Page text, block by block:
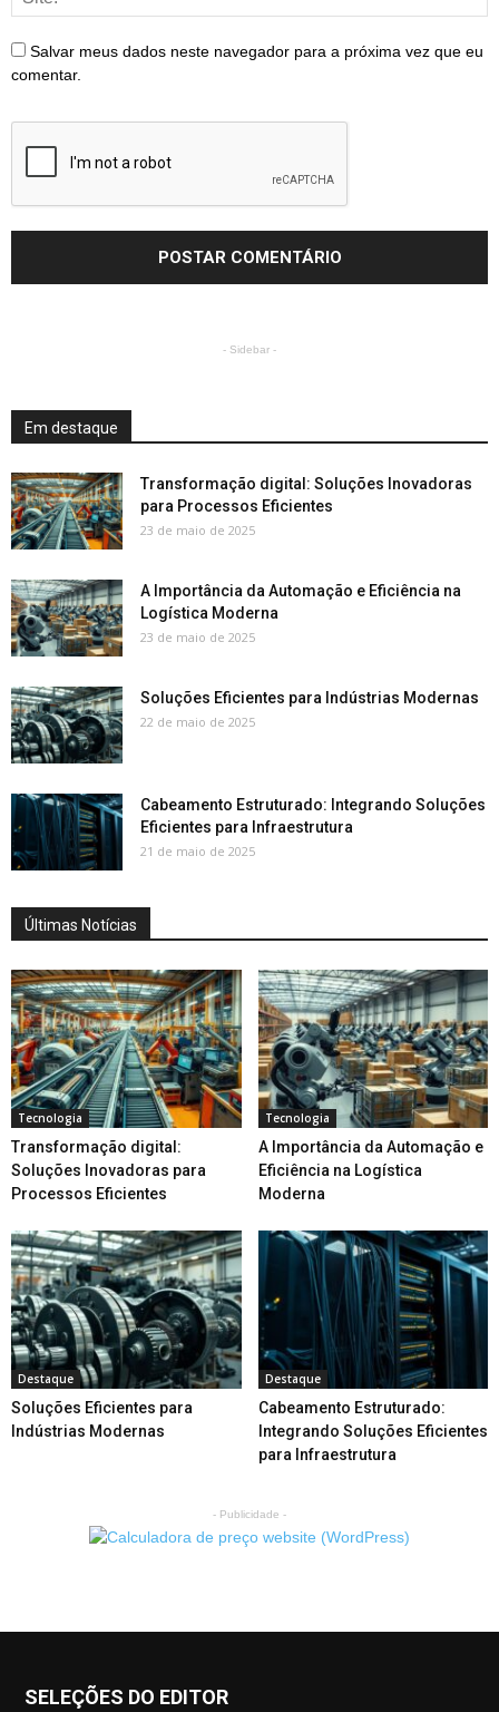
Salvar meus dados neste navegador para a próxima vez que eu
comentar.
- Sidebar -
Em destaque
Transformação digital: Soluções Inovadoras
para Processos Eficientes
23 de maio de 2025
A Importância da Automação e Eficiência na
Logística Moderna
23 de maio de 2025
Soluções Eficientes para Indústrias Modernas
22 de maio de 2025
Cabeamento Estruturado: Integrando Soluções
Eficientes para Infraestrutura
21 de maio de 2025
Últimas Notícias
Tecnologia
Transformação digital:
Soluções Inovadoras para
Processos Eficientes
Tecnologia
A Importância da Automação e
Eficiência na Logística
Moderna
Destaque
Soluções Eficientes para
Indústrias Modernas
Destaque
Cabeamento Estruturado:
Integrando Soluções Eficientes
para Infraestrutura
- Publicidade -
SELEÇÕES DO EDITOR